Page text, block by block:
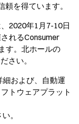
を得ています。
2020年1月7-10日
れるConsumer
す。北ホールの
さい。
および、自動運
トウェアプラット
。